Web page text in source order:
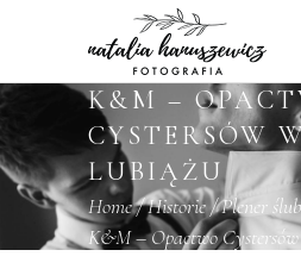
K&M –
CYSTERSÓW
LUBIĄŻU
Home/Historie/Plener
K&M – Opactwo